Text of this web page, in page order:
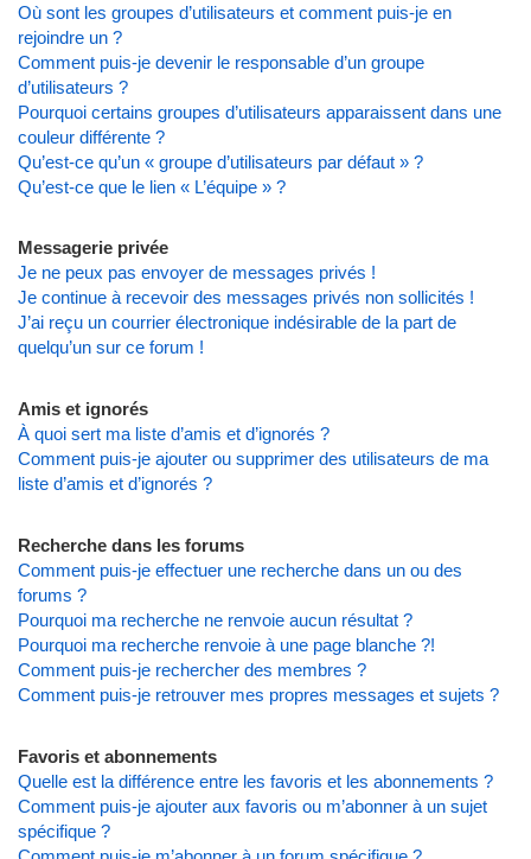
Où sont les groupes d’utilisateurs et comment puis-je en
rejoindre un ?
Comment puis-je devenir le responsable d’un groupe
d’utilisateurs ?
Pourquoi certains groupes d’utilisateurs apparaissent dans une
couleur différente ?
Qu’est-ce qu’un « groupe d’utilisateurs par défaut » ?
Qu’est-ce que le lien « L’équipe » ?
Messagerie privée
Je ne peux pas envoyer de messages privés !
Je continue à recevoir des messages privés non sollicités !
J’ai reçu un courrier électronique indésirable de la part de
quelqu’un sur ce forum !
Amis et ignorés
À quoi sert ma liste d’amis et d’ignorés ?
Comment puis-je ajouter ou supprimer des utilisateurs de ma
liste d’amis et d’ignorés ?
Recherche dans les forums
Comment puis-je effectuer une recherche dans un ou des
forums ?
Pourquoi ma recherche ne renvoie aucun résultat ?
Pourquoi ma recherche renvoie à une page blanche ?!
Comment puis-je rechercher des membres ?
Comment puis-je retrouver mes propres messages et sujets ?
Favoris et abonnements
Quelle est la différence entre les favoris et les abonnements ?
Comment puis-je ajouter aux favoris ou m’abonner à un sujet
spécifique ?